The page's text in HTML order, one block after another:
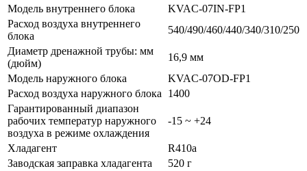
Модель внутреннего блока
KVAC-07IN-FP1
Расход воздуха внутреннего
блока
540/490/460/440/340/310/250
Диаметр дренажной трубы: мм
(дюйм)
16,9 мм
Модель наружного блока
KVAC-07OD-FP1
Расход воздуха наружного блока
1400
Гарантированный диапазон
рабочих температур наружного
воздуха в режиме охлаждения
-15 ~ +24
Хладагент
R410a
Заводская заправка хладагента
520 г